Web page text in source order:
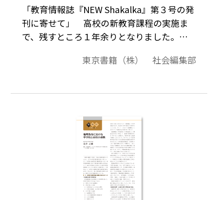
「教育情報誌『NEW Shakalka』第３号の発
刊に寄せて」 高校の新教育課程の実施ま
で、残すところ１年余りとなりました。年
トの実施が予定されておりますが、つい先
科目の検討案も報じられたところです。 ま
場面で新たなスタイルが求められており、
学校教育は今まさに、様々な面で「歴史の
転換点」を迎えていると言えます。 今号の
「教えて！ シャカイカ先生」でも「18歳市
民力」について言及しておりますが、これ
からの社会を担う高校生の充実した学びの
東京書籍（株） 社会編集部